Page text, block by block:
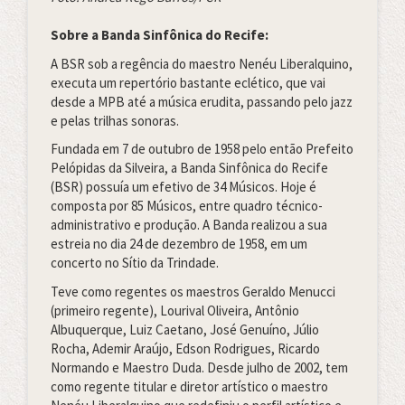
Sobre a Banda Sinfônica do Recife:
A BSR sob a regência do maestro Nenéu Liberalquino,
executa um repertório bastante eclético, que vai
desde a MPB até a música erudita, passando pelo jazz
e pelas trilhas sonoras.
Fundada em 7 de outubro de 1958 pelo então Prefeito
Pelópidas da Silveira, a Banda Sinfônica do Recife
(BSR) possuía um efetivo de 34 Músicos. Hoje é
composta por 85 Músicos, entre quadro técnico-
administrativo e produção. A Banda realizou a sua
estreia no dia 24 de dezembro de 1958, em um
concerto no Sítio da Trindade.
Teve como regentes os maestros Geraldo Menucci
(primeiro regente), Lourival Oliveira, Antônio
Albuquerque, Luiz Caetano, José Genuíno, Júlio
Rocha, Ademir Araújo, Edson Rodrigues, Ricardo
Normando e Maestro Duda. Desde julho de 2002, tem
como regente titular e diretor artístico o maestro